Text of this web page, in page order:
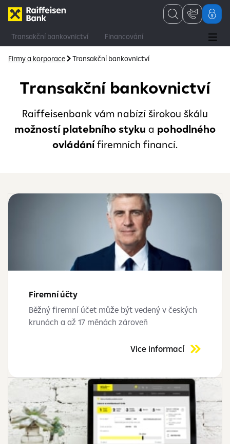
Transakční bankovnictví
Financování
Firmy a korporace
Transakční bankovnictví
Transakční bankovnictví
Raiffeisenbank vám nabízí širokou škálu
možností platebního styku a pohodlného
ovládánífiremních financí.
Firemní účty
Běžný firemní účet může být vedený v českých
krunách a až 17 měnách zároveň
Vice informací